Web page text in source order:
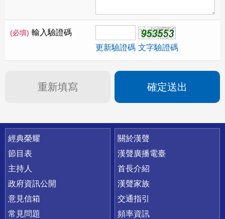
(必填) 輸入驗證碼
更新驗證碼 文字驗證碼
重新填寫 確定送出
快速連結
經典榮耀
節目表
主持人
政府資訊公開
意見信箱
常見問題
關於漢聲
漢聲廣播電臺
首長介紹
漢聲家族
交通指引
頻率資訊